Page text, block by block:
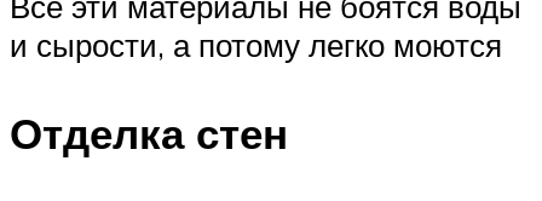
и сырости, а потому легко моются
Отделка стен